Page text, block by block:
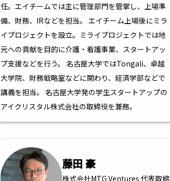
任。エイチームでは主に管理部門を管掌し、上場準
備、財務、IRなどを担当。 エイチーム上場後にミラ
イプロジェクトを設立。ミライプロジェクトでは地
元への貢献を目的に介護・看護事業、スタートアッ
プ支援などを行う。 名古屋大学ではTongali、卓越
大学院、財務戦略室などに関わり、経済学部などで
講義を担当。 名古屋大学発の学生スタートアップの
アイクリスタル株式会社の取締役を兼務。
藤田 豪
株式会社MTG Ventures 代表取締